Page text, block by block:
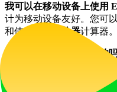
我可以在移动设备上使用
计为移动设备友好。您可
和使用
简易评分器计算器。
EZ Grader 是免费使用的
的。它们是